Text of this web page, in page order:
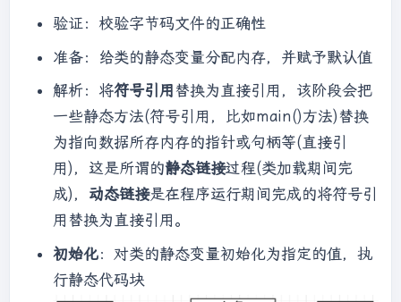
验证：校验字节码文件的正确性
准备：给类的静态变量分配内存，并赋予默认值
解析：将符号引用替换为直接引用，该阶段会把
一些静态方法(符号引用，比如main()方法)替换
为指向数据所存内存的指针或句柄等(直接引
用)，这是所谓的静态链接过程(类加载期间完
成)， 动态链接是在程序运行期间完成的将符号引
用替换为直接引用。
初始化：对类的静态变量初始化为指定的值，执
行静态代码块